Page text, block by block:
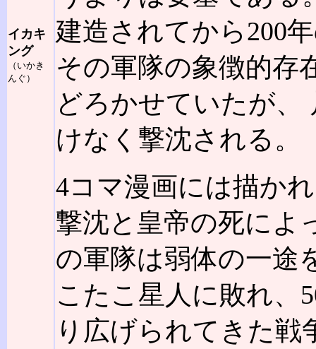
イカキ
ング
（いかき
んぐ）
建造されてから200
その軍隊の象徴的存
どろかせていたが、
けなく撃沈される。
4コマ漫画には描か
撃沈と皇帝の死によ
の軍隊は弱体の一途
こたこ星人に敗れ、
り広げられてきた戦